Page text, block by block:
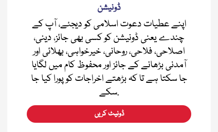
ڈونیشن
اپنے عطیات دعوت اسلامی کو دیجئے، آپ کے
چندے یعنی ڈونیشن کو کسی بھی جائز، دینی،
اصلاحی، فلاحی، روحانی، خیرخواہی، بھلائی اور
آمدنی بڑھانے کے جائز اور محفوظ کام میں لگایا
جا سکتا ہے تا کہ بڑھتے اخراجات کو پورا کیا جا
سکے.
ڈونیٹ کریں